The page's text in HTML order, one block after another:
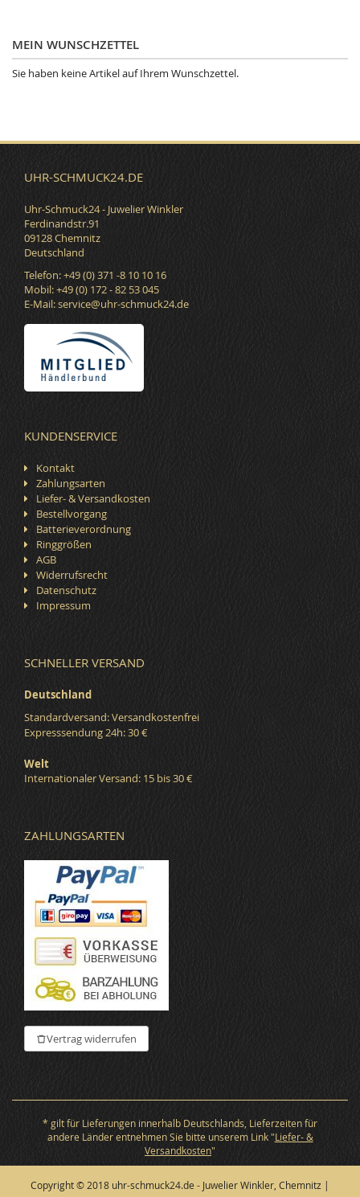
MEIN WUNSCHZETTEL
Sie haben keine Artikel auf Ihrem Wunschzettel.
UHR-SCHMUCK24.DE
Uhr-Schmuck24 - Juwelier Winkler
Ferdinandstr.91
09128 Chemnitz
Deutschland
Telefon: +49 (0) 371 -8 10 10 16
Mobil: +49 (0) 172 - 82 53 045
E-Mail:service@uhr-schmuck24.de
KUNDENSERVICE
Kontakt
Zahlungsarten
Liefer- & Versandkosten
Bestellvorgang
Batterieverordnung
Ringgrößen
AGB
Widerrufsrecht
Datenschutz
Impressum
SCHNELLER VERSAND
Deutschland
Standardversand: Versandkostenfrei
Expresssendung 24h: 30 €
Welt
Internationaler Versand: 15 bis 30 €
ZAHLUNGSARTEN
Vertrag widerrufen
* gilt für Lieferungen innerhalb Deutschlands, Lieferzeiten für
andere Länder entnehmen Sie bitte unserem Link "Liefer- &
Versandkosten"
Copyright © 2018 uhr-schmuck24.de - Juwelier Winkler, Chemnitz |